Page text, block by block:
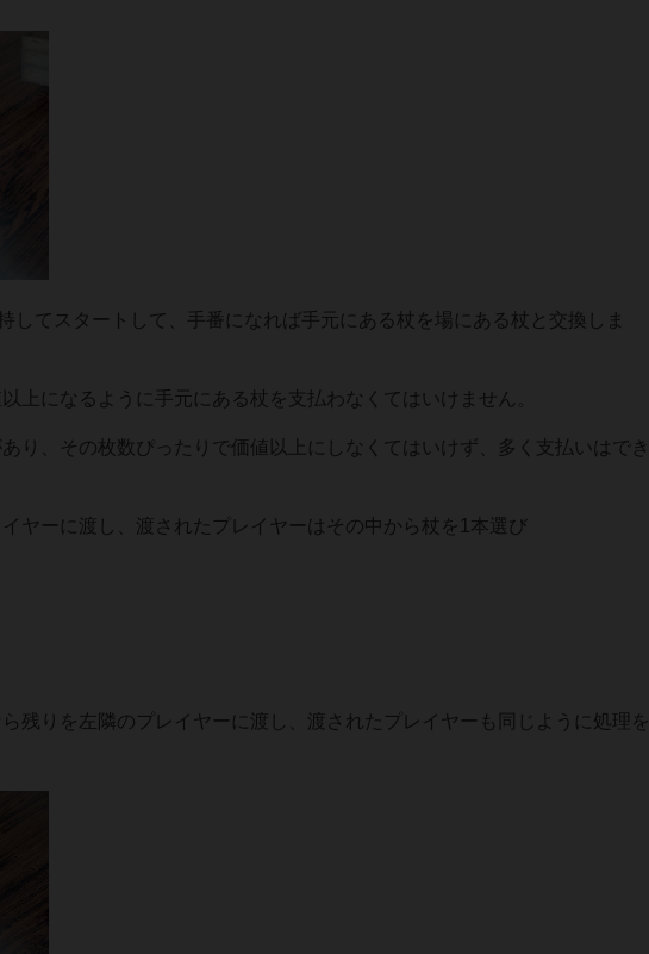
してスタートして、手番になれば手元にある杖を場にある杖と交換しま
上になるように手元にある杖を支払わなくてはいけません。
り、その枚数ぴったりで価値以上にしなくてはいけず、多く支払いはでき
ヤーに渡し、渡されたプレイヤーはその中から杖を1本選び
残りを左隣のプレイヤーに渡し、渡されたプレイヤーも同じように処理を